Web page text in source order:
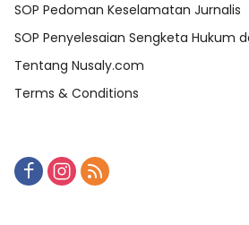
SOP Pedoman Keselamatan Jurnalis
SOP Penyelesaian Sengketa Hukum
Tentang Nusaly.com
Terms & Conditions